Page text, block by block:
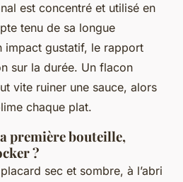
est concentré et utilisé en
tenu de sa longue
impact gustatif, le rapport
sur la durée. Un flacon
vite ruiner une sauce, alors
chaque plat.
première bouteille,
?
sec et sombre, à l’abri